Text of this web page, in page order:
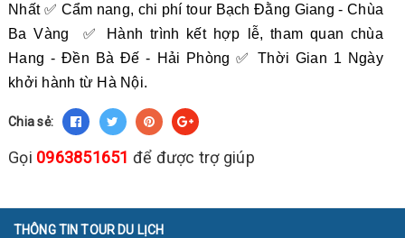
Nhất ✅ Cẩm nang, chi phí tour Bạch Đằng Giang - Chùa
Ba Vàng ✅ Hành trình kết hợp lễ, tham quan chùa
Hang - Đền Bà Đế - Hải Phòng ✅ Thời Gian 1 Ngày
khởi hành từ Hà Nội.
Chia sẻ:
Gọi 0963851651 để được trợ giúp
THÔNG TIN TOUR DU LỊCH